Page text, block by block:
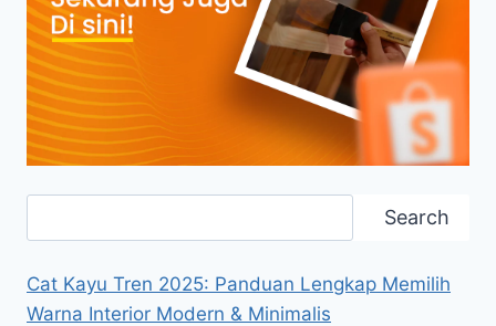
Search
Cat Kayu Tren 2025: Panduan Lengkap Memilih
Warna Interior Modern & Minimalis